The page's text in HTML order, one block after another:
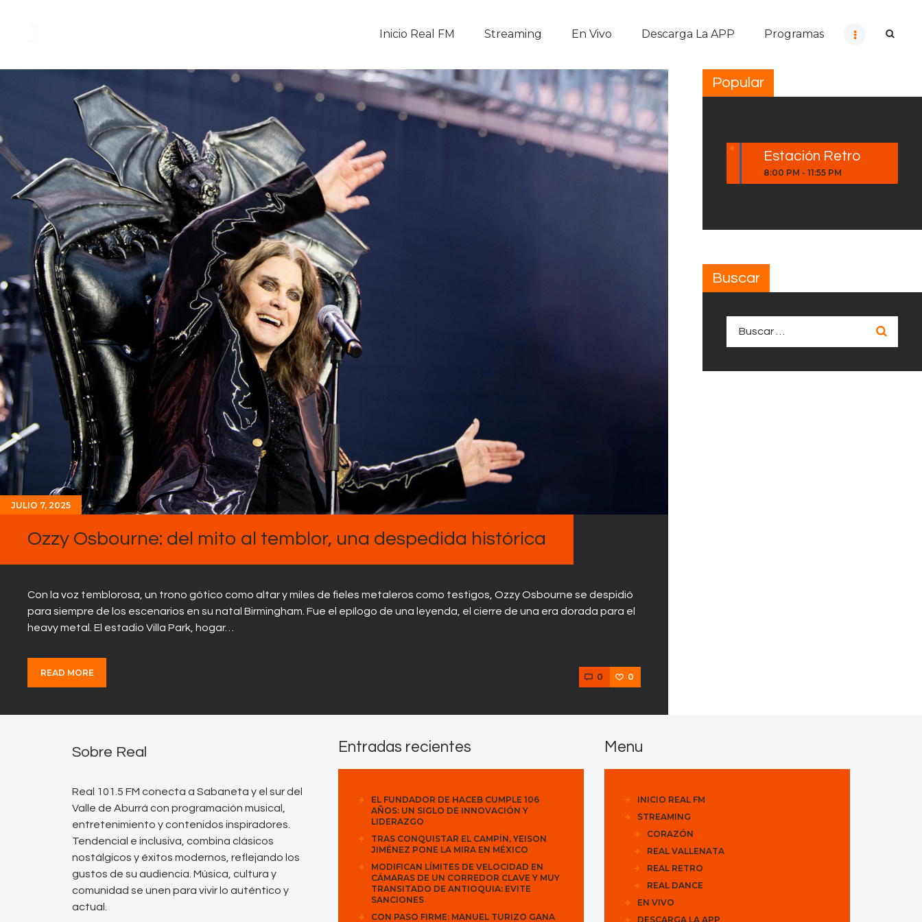
Inicio Real FM Streaming En Vivo Descarga La APP Programas
En Vivo
Descarga La APP
Programas
Noticias
Equipo
Sobre Nosotros
Contactos
JULIO 7, 2025
Ozzy Osbourne: del mito al temblor, una despedida histórica
Con la voz temblorosa, un trono gótico como altar y miles de fieles metaleros como testigos, Ozzy Osbourne se despidió
para siempre de los escenarios en su natal Birmingham. Fue el epílogo de una leyenda, el cierre de una era dorada para el
heavy metal. El estadio Villa Park, hogar…
READ MORE 0 0
Popular
Estación Retro
8:00 PM -11:55 PM
Buscar
Sobre Real
Real 101.5 FM conecta a Sabaneta y el sur del
Valle de Aburrá con programación musical,
entretenimiento y contenidos inspiradores.
Tendencial e inclusiva, combina clásicos
nostálgicos y éxitos modernos, reflejando los
gustos de su audiencia. Música, cultura y
comunidad se unen para vivir lo auténtico y
actual.
Entradas recientes
EL FUNDADOR DE HACEB CUMPLE 106
AÑOS: UN SIGLO DE INNOVACIÓN Y
LIDERAZGO
TRAS CONQUISTAR EL CAMPÍN, YEISON
JIMÉNEZ PONE LA MIRA EN MÉXICO
MODIFICAN LÍMITES DE VELOCIDAD EN
CÁMARAS DE UN CORREDOR CLAVE Y MUY
TRANSITADO DE ANTIOQUIA: EVITE
SANCIONES
CON PASO FIRME: MANUEL TURIZO GANA
Menu
INICIO REAL FM
STREAMING
CORAZÓN
REAL VALLENATA
REAL RETRO
REAL DANCE
EN VIVO
DESCARGA LA APP